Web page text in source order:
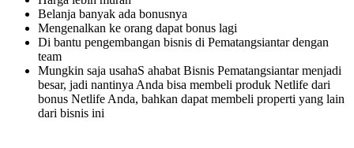
Belanja banyak ada bonusnya
Mengenalkan ke orang dapat bonus lagi
Di bantu pengembangan bisnis di Pematangsiantar dengan
team
Mungkin saja usahaS ahabat Bisnis Pematangsiantar menjadi
besar, jadi nantinya Anda bisa membeli produk Netlife dari
bonus Netlife Anda, bahkan dapat membeli properti yang lain
dari bisnis ini